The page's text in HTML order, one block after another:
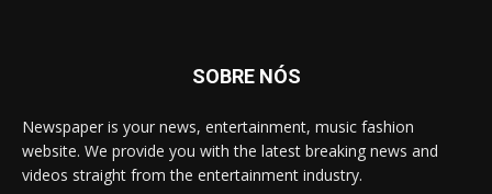
SOBRE NÓS
Newspaper is your news, entertainment, music fashion
website. We provide you with the latest breaking news and
videos straight from the entertainment industry.